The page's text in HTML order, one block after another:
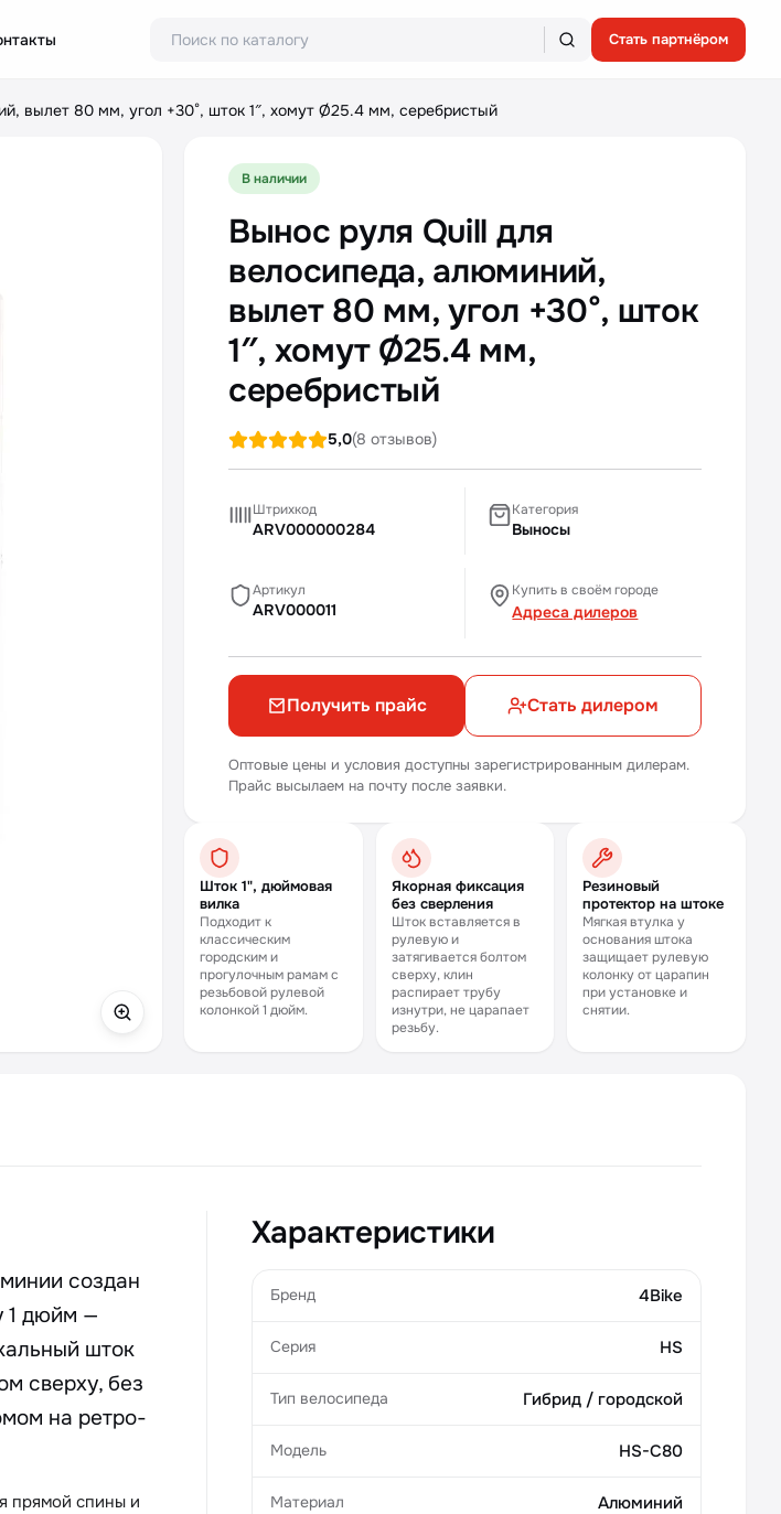
Стать партнёром
вылет 80 мм, угол +30°, шток 1″, хомут Ø25.4 мм, серебристый
В наличии
Вынос руля Quill для
велосипеда, алюминий,
вылет 80 мм, угол +30°, шток
1″, хомут Ø25.4 мм,
серебристый
5,0(8 отзывов)
Штрихкод
ARV000000284
Категория
Выносы
Артикул
ARV000011
Купить в своём городе
Адреса дилеров
Получить прайс Стать дилером
Оптовые цены и условия доступны зарегистрированным дилерам.
Прайс высылаем на почту после заявки.
Шток 1", дюймовая
вилка
Подходит к
классическим
городским и
прогулочным рамам с
резьбовой рулевой
колонкой 1 дюйм.
Якорная фиксация
без сверления
Шток вставляется в
рулевую и
затягивается болтом
сверху, клин
распирает трубу
изнутри, не царапает
резьбу.
Резиновый
протектор на штоке
Мягкая втулка у
основания штока
защищает рулевую
колонку от царапин
при установке и
снятии.
создан
1 дюйм —
шток
сверху, без
на ретро-
прямой спины и
Характеристики
Бренд 4Bike
Серия HS
Тип велосипеда Гибрид / городской
Модель HS-C80
Материал Алюминий